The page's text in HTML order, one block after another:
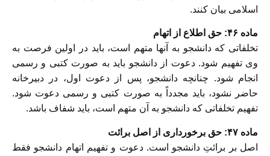
اسلامى بیان کنند.
ماده ۴۶: حق اطلاع از اتهام
‎تخلفاتی که دانشجو به آنها متهم است، باید در اولین فرصت به
وی تفهیم شود. دعوت از دانشجو باید به صورت کتبی و رسمی
انجام شود. چنانچه دانشجو، پس از دعوت اول، در دبیرخانه
حاضر نشود، باید مجدداً به صورت کتبی و رسمى دعوت شود.
تفهیم تخلفاتی که دانشجو به آن متهم است، ‎باید شفاف باشد.
ماده ۴۷: حق برخورداری از اصل برائت
‎اصل بر برائتِ دانشجو است. دعوت و تفهیم اتهام دانشجو فقط